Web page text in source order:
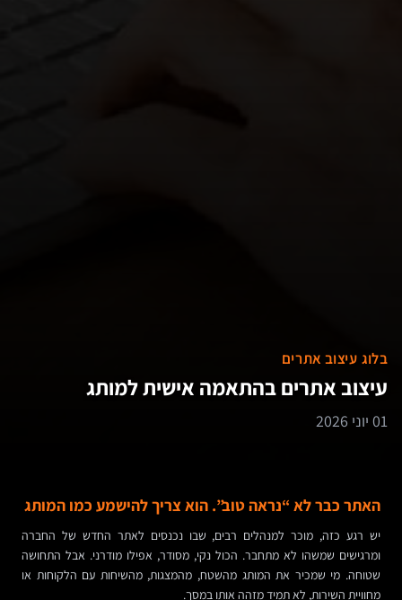
בלוג עיצוב אתרים
עיצוב אתרים בהתאמה אישית למותג
01 יוני 2026
האתר כבר לא “נראה טוב”. הוא צריך להישמע כמו המותג
יש רגע כזה, מוכר למנהלים רבים, שבו נכנסים לאתר החדש של החברה
ומרגישים שמשהו לא מתחבר. הכול נקי, מסודר, אפילו מודרני. אבל התחושה
שטוחה. מי שמכיר את המותג מהשטח, מהמצגות, מהשיחות עם הלקוחות או
מחוויית השירות, לא תמיד מזהה אותו במסך.